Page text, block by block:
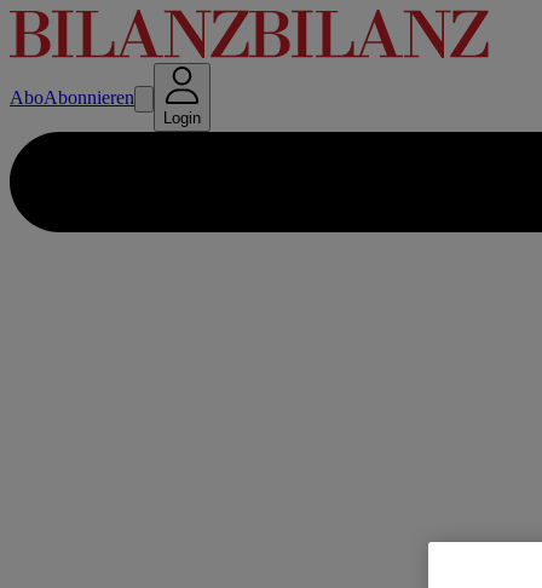
AboAbonnieren
Login